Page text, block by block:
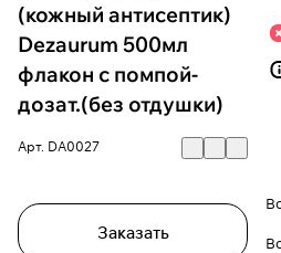
(кожный антисептик)
Dezaurum 500мл
флакон с помпой-
дозат.(без отдушки)
Арт. DA0027
Заказать